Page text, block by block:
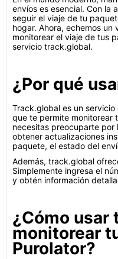
envíos es esencial. Con la
seguir el viaje de tu
hogar. Ahora, echemos
monitorear el viaje de tus
servicio track.global.
¿Por qué
Track.global es un
que te permite monitorear
necesitas preocuparte por
obtener actualizaciones
paquete, el estado del
Además, track.global
Simplemente ingresa el
y obtén información
¿Cómo usar
monitorear
Purolator?